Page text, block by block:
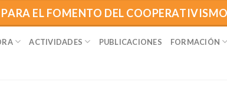
EL FOMENTO DEL COOPERATIVISMO
ACTIVIDADES PUBLICACIONES FORMACIÓN